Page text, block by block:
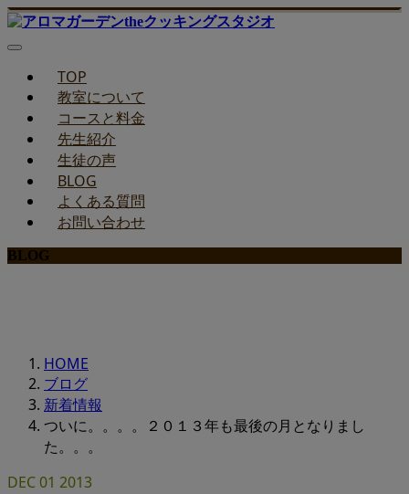
TOP
教室について
コースと料金
先生紹介
生徒の声
BLOG
よくある質問
お問い合わせ
BLOG
HOME
ブログ
新着情報
ついに。。。。２０１３年も最後の月となりまし
た。。。
DEC01 2013